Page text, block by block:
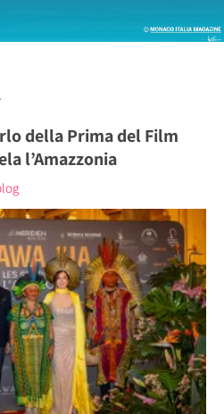
della Prima del Film
l’Amazzonia